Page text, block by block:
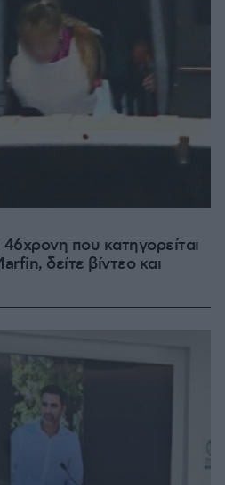
που κατηγορείται
δείτε βίντεο και